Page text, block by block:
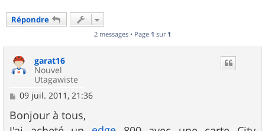
Répondre
2 messages • Page 1 sur 1
garat16
Nouvel
Utagawiste
M
s
s
09 juil. 2011, 21:36
Bonjour à tous,